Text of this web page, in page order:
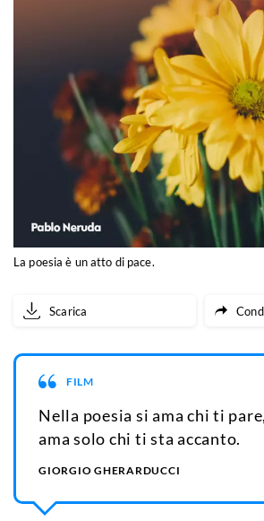
La poesia è un atto di pace.
Scarica
FILM
Nella poesia si ama chi ti
ama solo chi ti sta accanto.
GIORGIO GHERARDUCCI